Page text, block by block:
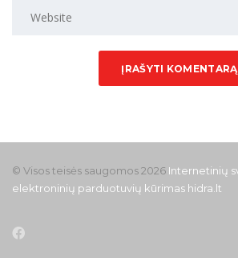
© Visos teisės saugomos 2026 Internetinių
elektroninių parduotuvių kūrimas hidra.lt